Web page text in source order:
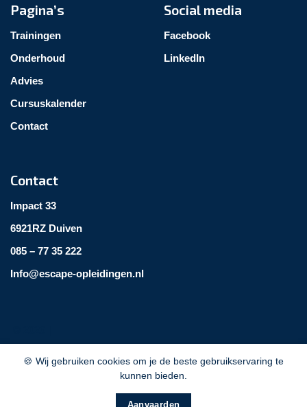
Pagina’s
Trainingen
Onderhoud
Advies
Cursuskalender
Contact
Social media
Facebook
LinkedIn
Contact
Impact 33
6921RZ Duiven
085 – 77 35 222
Info@escape-opleidingen.nl
Privacy
🍪 Wij gebruiken cookies om je de beste gebruikservaring te
kunnen bieden.
Aanvaarden